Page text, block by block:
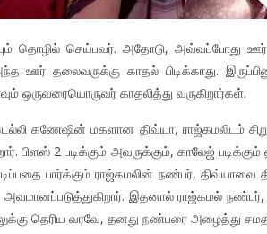
தொழில் செய்பவர். அதோடு, அவ்வப்போது
ஊர் தலைவருக்கு காதல் பிடிக்காது.
ஒருவரையொருவர் காதலித்து வருகிறார்கள்.
கணேஷின் மகளான திவ்யா, ராஜ்கமலிடம்
பிளஸ் 2 படிக்கும் அவருக்கும், காலேஜ்
பார்க்கும் ராஜ்கமலின் நண்பர், திவ்யாவை
அவமானப்படுத்துகிறார். இதனால் ராஜ்கமல்
தெரிய வரவே, தனது நண்பரை அழைத்து